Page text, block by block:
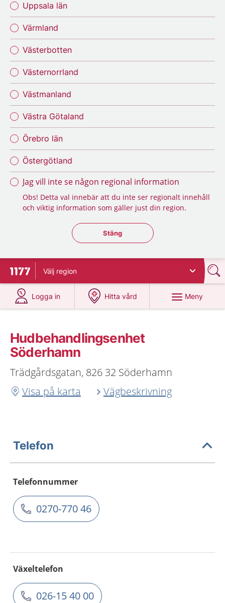
Uppsala län
Värmland
Västerbotten
Västernorrland
Västmanland
Västra Götaland
Örebro län
Östergötland
Jag vill inte se någon regional information
Obs! Detta val innebär att du inte ser regionalt innehåll
och viktig information som gäller just din region.
Stäng regionsväljaren
Stäng
Till startsidan för 1177
Välj region
Logga in
på 1177.se
Hitta vård
på 1177.se
Meny
Hudbehandlingsenhet
Söderhamn
Trädgårdsgatan, 826 32 Söderhamn
Visa på karta
Vägbeskrivning
Telefon
Telefonnummer
0270-770 46
Växeltelefon
026-15 40 00